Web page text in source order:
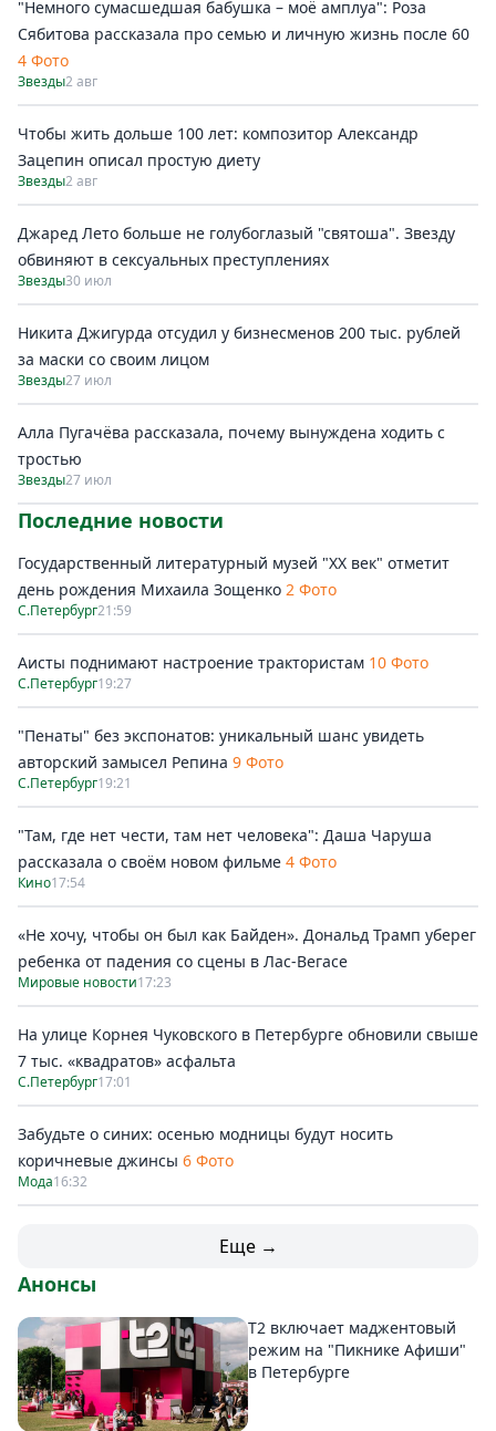
"Немного сумасшедшая бабушка – моё амплуа": Роза
Сябитова рассказала про семью и личную жизнь после 60
4 Фото
Звезды2 авг
Чтобы жить дольше 100 лет: композитор Александр
Зацепин описал простую диету
Звезды2 авг
Джаред Лето больше не голубоглазый "святоша". Звезду
обвиняют в сексуальных преступлениях
Звезды30 июл
Никита Джигурда отсудил у бизнесменов 200 тыс. рублей
за маски со своим лицом
Звезды27 июл
Алла Пугачёва рассказала, почему вынуждена ходить с
тростью
Звезды27 июл
Последние новости
Государственный литературный музей "ХХ век" отметит
день рождения Михаила Зощенко 2 Фото
С.Петербург21:59
Аисты поднимают настроение трактористам 10 Фото
С.Петербург19:27
"Пенаты" без экспонатов: уникальный шанс увидеть
авторский замысел Репина 9 Фото
С.Петербург19:21
"Там, где нет чести, там нет человека": Даша Чаруша
рассказала о своём новом фильме 4 Фото
Кино17:54
«Не хочу, чтобы он был как Байден». Дональд Трамп уберег
ребенка от падения со сцены в Лас-Вегасе
Мировые новости17:23
На улице Корнея Чуковского в Петербурге обновили свыше
7 тыс. «квадратов» асфальта
С.Петербург17:01
Забудьте о синих: осенью модницы будут носить
коричневые джинсы 6 Фото
Мода16:32
Еще →
Анонсы
Т2 включает маджентовый
режим на "Пикнике Афиши"
в Петербурге